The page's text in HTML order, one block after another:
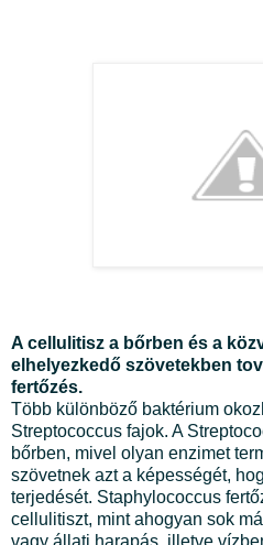
A cellulitisz a bőrben és a
elhelyezkedő szövetekben
fertőzés.
Több különböző baktérium
Streptococcus fajok. A
bőrben, mivel olyan enzimet
szövetnek azt a képességét,
terjedését. Staphylococcus
cellulitiszt, mint ahogyan sok
vagy állati harapás, illetve